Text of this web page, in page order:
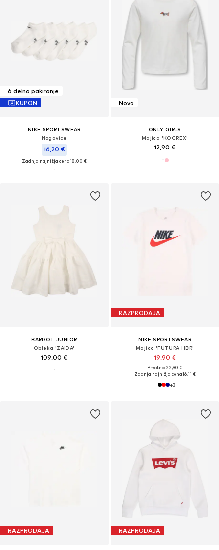
6 delno pakiranje
KUPON
NIKE SPORTSWEAR
Nogavice
16,20 €
Zadnja najnižja cena18,00 €
Novo
ONLY GIRLS
Majica 'KOGREX'
12,90 €
BARDOT JUNIOR
Obleka 'ZAIDA'
109,00 €
RAZPRODAJA
NIKE SPORTSWEAR
Majica 'FUTURA HBR'
19,90 €
Prvotno: 22,90 €
Zadnja najnižja cena16,11 €
+3
RAZPRODAJA RAZPRODAJA